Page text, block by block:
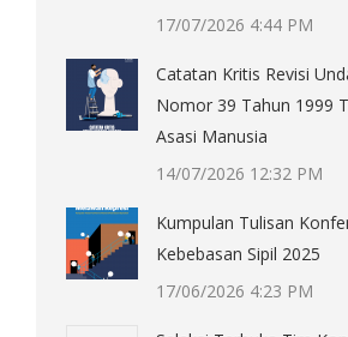
17/07/2026 4:44 PM
Catatan Kritis Revisi
Nomor 39 Tahun 1999
Asasi Manusia
14/07/2026 12:32 PM
Kumpulan Tulisan
Kebebasan Sipil 2025
17/06/2026 4:23 PM